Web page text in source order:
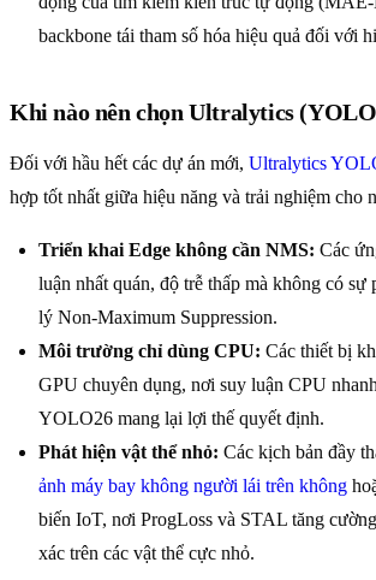
backbone tái tham số hóa hiệu quả đối với
Khi nào nên chọn Ultralytics
Đối với hầu hết các dự án mới, Ultralytics
hợp tốt nhất giữa hiệu năng và trải nghiệm cho
Triển khai Edge không cần NMS: Các
luận nhất quán, độ trễ thấp mà không có sự
lý Non-Maximum Suppression.
Môi trường chỉ dùng CPU: Các thiết bị
GPU chuyên dụng, nơi suy luận CPU
YOLO26 mang lại lợi thế quyết định.
Phát hiện vật thể nhỏ: Các kịch bản đầy
ảnh máy bay không người lái trên không
biến IoT, nơi ProgLoss và STAL tăng
xác trên các vật thể cực nhỏ.